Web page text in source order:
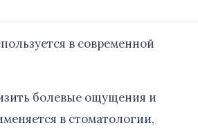
в современной
болевые ощущения и
в стоматологии,